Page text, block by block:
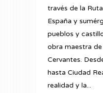
través de la
España y
pueblos y
obra maestra
Cervantes.
hasta Ciudad
realidad y la...